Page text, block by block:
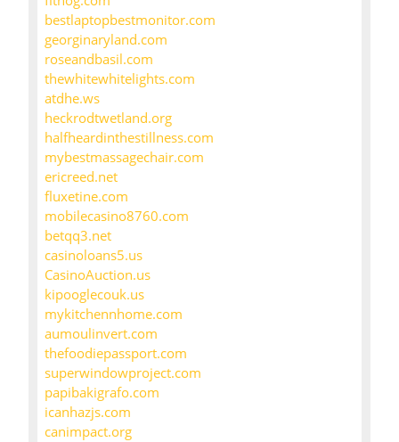
bestlaptopbestmonitor.com
georginaryland.com
roseandbasil.com
thewhitewhitelights.com
atdhe.ws
heckrodtwetland.org
halfheardinthestillness.com
mybestmassagechair.com
ericreed.net
fluxetine.com
mobilecasino8760.com
betqq3.net
casinoloans5.us
CasinoAuction.us
kipooglecouk.us
mykitchennhome.com
aumoulinvert.com
thefoodiepassport.com
superwindowproject.com
papibakigrafo.com
icanhazjs.com
canimpact.org